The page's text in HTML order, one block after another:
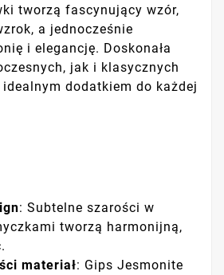
tworzą fascynujący wzór,
a jednocześnie
i elegancję. Doskonała
jak i klasycznych
dodatkiem do każdej
: Subtelne szarości w
tworzą harmonijną,
materiał: Gips Jesmonite